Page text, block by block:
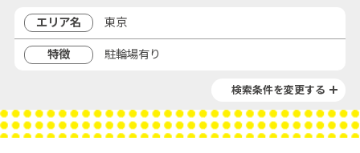
エリア名
東京
特徴
駐輪場有り
検索条件を変更する